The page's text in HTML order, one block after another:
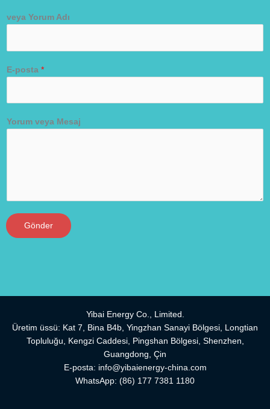
veya Yorum Adı
E-posta *
Yorum veya Mesaj
Gönder
Yibai Energy Co., Limited.
Üretim üssü: Kat 7, Bina B4b, Yingzhan Sanayi Bölgesi, Longtian
Topluluğu, Kengzi Caddesi, Pingshan Bölgesi, Shenzhen,
Guangdong, Çin
E-posta: info@yibaienergy-china.com
WhatsApp: (86) 177 7381 1180